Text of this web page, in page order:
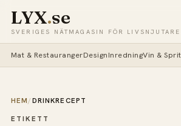
LYX.se
SVERIGES NÄTMAGASIN FÖR LIVSNJUTARE
Mat & RestaurangerDesignInredningVin & Sprit
HEM / DRINKRECEPT
ETIKETT